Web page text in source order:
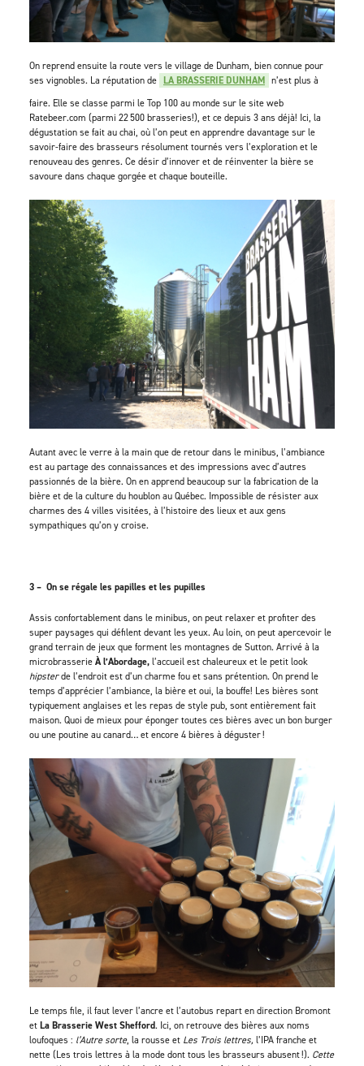
On reprend ensuite la route vers le village de Dunham, bien connue pour
ses vignobles. La réputation de LA BRASSERIE DUNHAM n’est plus à
faire. Elle se classe parmi le Top 100 au monde sur le site web
Ratebeer.com (parmi 22 500 brasseries!), et ce depuis 3 ans déjà! Ici, la
dégustation se fait au chai, où l’on peut en apprendre davantage sur le
savoir-faire des brasseurs résolument tournés vers l’exploration et le
renouveau des genres. Ce désir d’innover et de réinventer la bière se
savoure dans chaque gorgée et chaque bouteille.
Autant avec le verre à la main que de retour dans le minibus, l’ambiance
est au partage des connaissances et des impressions avec d’autres
passionnés de la bière. On en apprend beaucoup sur la fabrication de la
bière et de la culture du houblon au Québec. Impossible de résister aux
charmes des 4 villes visitées, à l’histoire des lieux et aux gens
sympathiques qu’on y croise.
3 – On se régale les papilles et les pupilles
Assis confortablement dans le minibus, on peut relaxer et profiter des
super paysages qui défilent devant les yeux. Au loin, on peut apercevoir le
grand terrain de jeux que forment les montagnes de Sutton. Arrivé à la
microbrasserieÀ l’Abordage,l’accueil est chaleureux et le petit look
hipsterde l’endroit est d’un charme fou et sans prétention. On prend le
temps d’apprécier l’ambiance, la bière et oui, la bouffe! Les bières sont
typiquement anglaises et les repas de style pub, sont entièrement fait
maison. Quoi de mieux pour éponger toutes ces bières avec un bon burger
ou une poutine au canard… et encore 4 bières à déguster !
Le temps file, il faut lever l’ancre et l’autobus repart en direction Bromont
etLa Brasserie West Shefford. Ici, on retrouve des bières aux noms
loufoques : l’Autre sorte, la rousse et Les Trois lettres, l’IPA franche et
nette (Les trois lettres à la mode dont tous les brasseurs abusent !). Cette